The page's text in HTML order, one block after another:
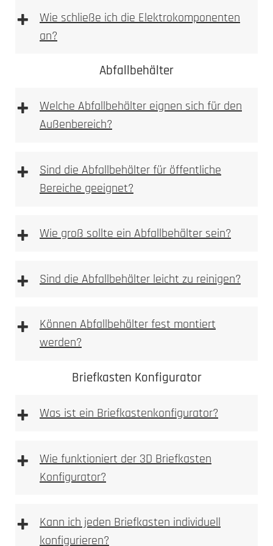
einbetoniert
1. Prüfen
2. Ausmessen
3. Bohren
3. Nische ausbrechen
4. Anlage einpassen
5. Bohren
+
Wie schließe ich die Elektrokomponenten
an?
Wir empfehlen die Elektroinstallation aber immer
durch einen Elektroinstallateur vornehmen zu
lassen. Bitte beachten Sie bei Wallboxen,
vom Hersteller beigelegte Betriebsanleitung!
Kamera, Sprechstellen oder Wallboxvorbereitung
Allgemeine Warnhinweise
Abfallbehälter
+
Welche Abfallbehälter eignen sich für den
Außenbereich?
+
Sind die Abfallbehälter für öffentliche
Bereiche geeignet?
+ Wie groß sollte ein Abfallbehälter sein?
+ Sind die Abfallbehälter leicht zu reinigen?
+
Können Abfallbehälter fest montiert
werden?
Briefkasten Konfigurator
+ Was ist ein Briefkastenkonfigurator?
+
Wie funktioniert der 3D Briefkasten
Konfigurator?
+
Kann ich jeden Briefkasten individuell
konfigurieren?